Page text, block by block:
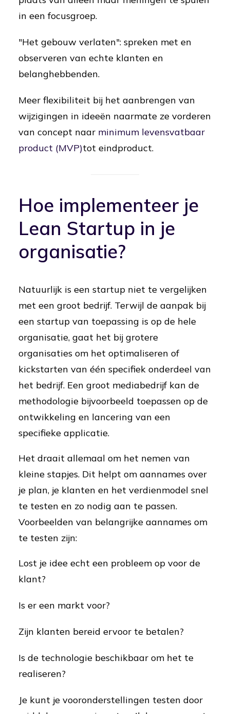
in een focusgroep.
"Het gebouw verlaten": spreken met en
observeren van echte klanten en
belanghebbenden.
Meer flexibiliteit bij het aanbrengen van
wijzigingen in ideeën naarmate ze vorderen
van concept naar minimum levensvatbaar
product (MVP)tot eindproduct.
Hoe implementeer je
Lean Startup in je
organisatie?
Natuurlijk is een startup niet te vergelijken
met een groot bedrijf. Terwijl de aanpak bij
een startup van toepassing is op de hele
organisatie, gaat het bij grotere
organisaties om het optimaliseren of
kickstarten van één specifiek onderdeel van
het bedrijf. Een groot mediabedrijf kan de
methodologie bijvoorbeeld toepassen op de
ontwikkeling en lancering van een
specifieke applicatie.
Het draait allemaal om het nemen van
kleine stapjes. Dit helpt om aannames over
je plan, je klanten en het verdienmodel snel
te testen en zo nodig aan te passen.
Voorbeelden van belangrijke aannames om
te testen zijn:
Lost je idee echt een probleem op voor de
klant?
Is er een markt voor?
Zijn klanten bereid ervoor te betalen?
Is de technologie beschikbaar om het te
realiseren?
Je kunt je vooronderstellingen testen door